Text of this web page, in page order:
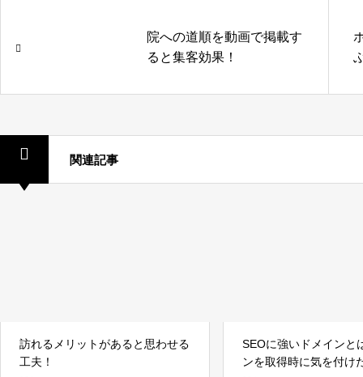
院への道順を動画で掲載す
ると集客効果！
関連記事
訪れるメリットがあると思わせる
工夫！
SEOに強いドメインと
ンを取得時に気を付け